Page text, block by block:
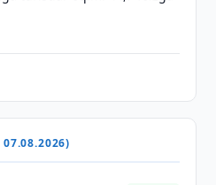
07.08.2026)